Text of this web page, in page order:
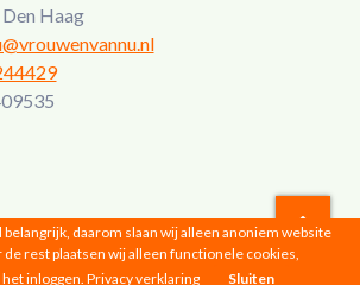
Haag
Nu © 2026 |Privacyverklaring
daarom slaan wij alleen anoniem website
de rest plaatsen wij alleen functionele cookies,
inloggen. Privacy verklaring Sluiten